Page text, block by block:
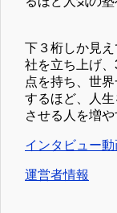
下３桁しか見
社を立ち上げ
点を持ち、世
するほど、人
させる人を増
インタビュー
運営者情報